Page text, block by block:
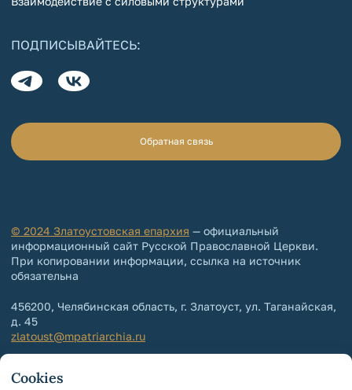
ПОДПИСЫВАЙТЕСЬ:
Обратная связь
© 2024 Златоустовская епархия — официальный
информационный сайт Русской Православной Церкви.
При копировании информации, ссылка на источник
обязательна
456200, Челябинская область, г. Златоуст, ул. Таганайская,
д. 45
zlatoust@mpatriarchia.ru
+7 (3513) 64-64-64
Cookies